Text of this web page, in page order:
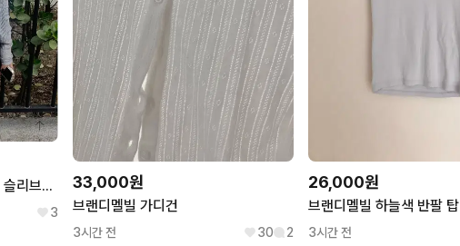
이즈이즈 lovey 레이스 나시 슬리브리스 나의나인 히피디피 브랜디멜빌
3
33,000원
브랜디멜빌 가디건
3시간 전 30 2
26,000원
브랜디멜빌 하늘색 반팔 탑
3시간 전